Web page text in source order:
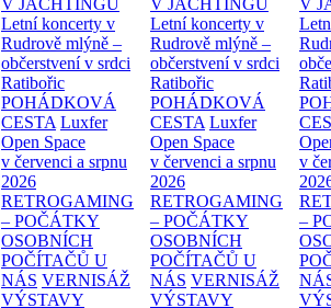
V JACHTINGU
Letní koncerty v
Rudrově mlýně –
občerstvení v srdci
Ratibořic
POHÁDKOVÁ
CESTA Luxfer
Open Space
v červenci a srpnu
2026
RETROGAMING
– POČÁTKY
OSOBNÍCH
POČÍTAČŮ U
NÁS VERNISÁŽ
VÝSTAVY
V JACHTINGU
Letní koncerty v
Rudrově mlýně –
občerstvení v srdci
Ratibořic
POHÁDKOVÁ
CESTA Luxfer
Open Space
v červenci a srpnu
2026
RETROGAMING
– POČÁTKY
OSOBNÍCH
POČÍTAČŮ U
NÁS VERNISÁŽ
VÝSTAVY
V
v
–